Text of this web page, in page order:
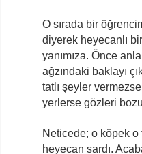
O sırada bir
diyerek heyecanlı
yanımıza. Önce
ağzındaki baklayı
tatlı şeyler
yerlerse gözleri
Neticede; o köpek o
heyecan sardı.